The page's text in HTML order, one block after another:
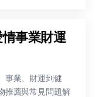
事業財運
事業、財運到健
推薦與常見問題解